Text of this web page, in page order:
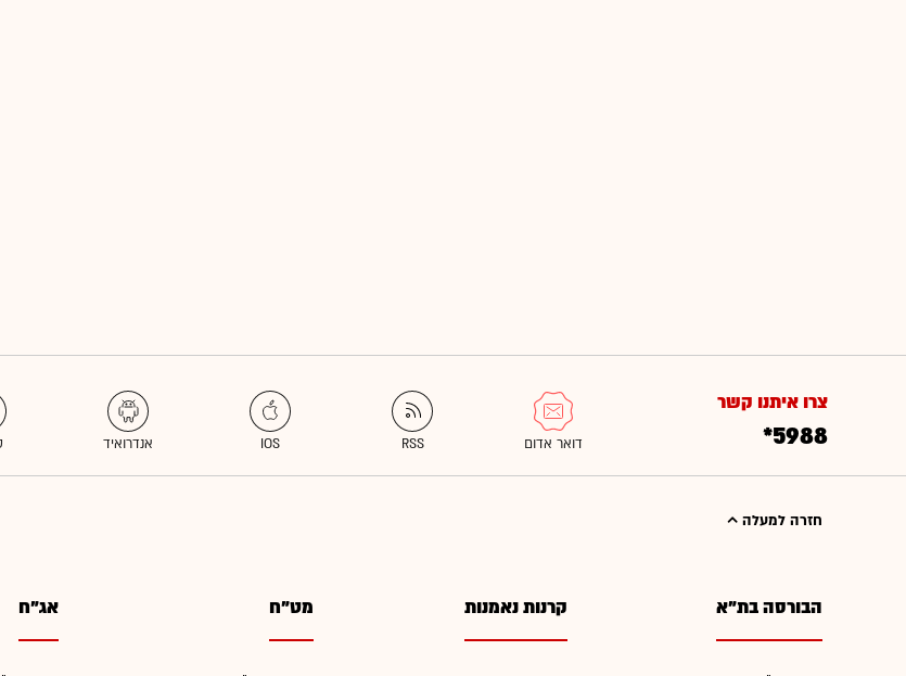
צרו איתנו קשר
*5988
חזרה למעלה
הבורסה בת"א קרנות נאמנות מט"ח אג"ח